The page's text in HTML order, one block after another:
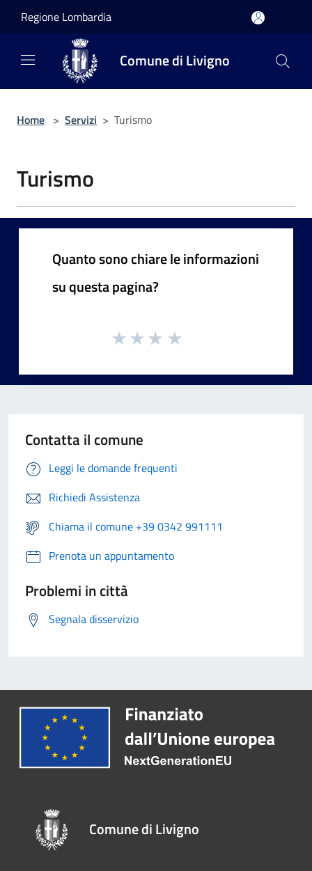
Regione Lombardia
Comune di Livigno
Home > Servizi > Turismo
Turismo
Quanto sono chiare le informazioni
su questa pagina?
Contatta il comune
Leggi le domande frequenti
Richiedi Assistenza
Chiama il comune +39 0342 991111
Prenota un appuntamento
Problemi in città
Segnala disservizio
Comune di Livigno